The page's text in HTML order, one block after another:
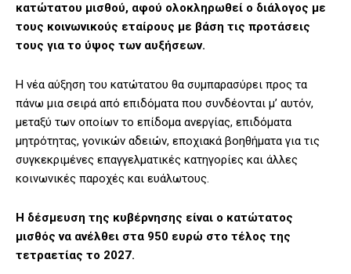
κατώτατου μισθού, αφού ολοκληρωθεί ο διάλογος με
τους κοινωνικούς εταίρους με βάση τις προτάσεις
τους για το ύψος των αυξήσεων.
Η νέα αύξηση του κατώτατου θα συμπαρασύρει προς τα
πάνω μια σειρά από επιδόματα που συνδέονται μ’ αυτόν,
μεταξύ των οποίων το επίδομα ανεργίας, επιδόματα
μητρότητας, γονικών αδειών, εποχιακά βοηθήματα για τις
συγκεκριμένες επαγγελματικές κατηγορίες και άλλες
κοινωνικές παροχές και ευάλωτους.
Η δέσμευση της κυβέρνησης είναι ο κατώτατος
μισθός να ανέλθει στα 950 ευρώ στο τέλος της
τετραετίας το 2027.